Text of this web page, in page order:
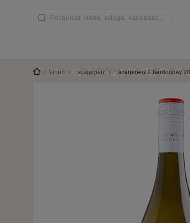
Vinho Escarpment Escarpment Chardonnay